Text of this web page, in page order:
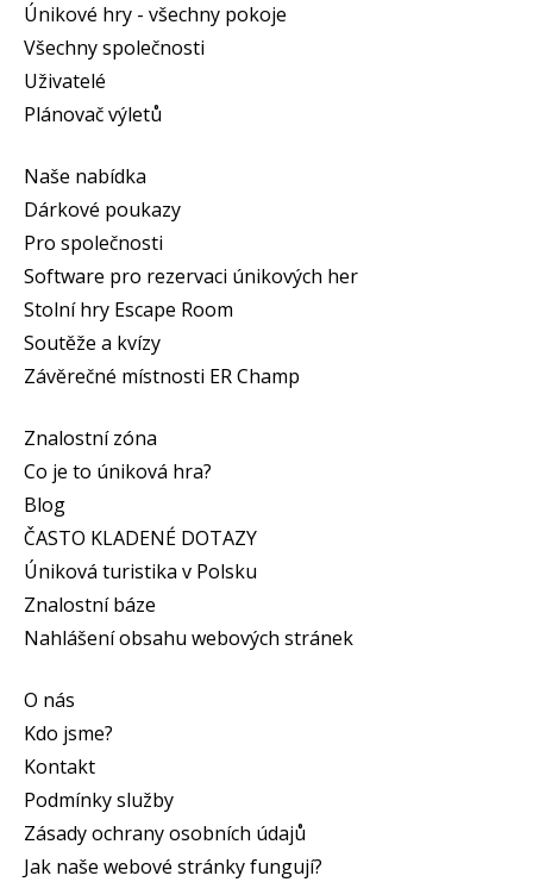
Únikové hry - všechny pokoje
Všechny společnosti
Uživatelé
Plánovač výletů
Naše nabídka
Dárkové poukazy
Pro společnosti
Software pro rezervaci únikových her
Stolní hry Escape Room
Soutěže a kvízy
Závěrečné místnosti ER Champ
Znalostní zóna
Co je to úniková hra?
Blog
ČASTO KLADENÉ DOTAZY
Úniková turistika v Polsku
Znalostní báze
Nahlášení obsahu webových stránek
O nás
Kdo jsme?
Kontakt
Podmínky služby
Zásady ochrany osobních údajů
Jak naše webové stránky fungují?